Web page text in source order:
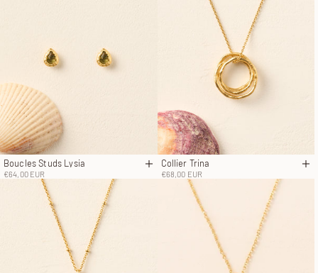
Boucles Studs Lysia
Prix de vente
€64,00 EUR Ajouter au panier
Collier Trina
Prix de vente
€68,00 EUR